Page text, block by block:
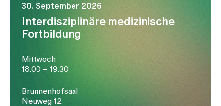
30. September 2026
Interdisziplinäre medizinische
Fortbildung
Mittwoch
18.00 – 19.30
Brunnenhofsaal
Neuweg 12